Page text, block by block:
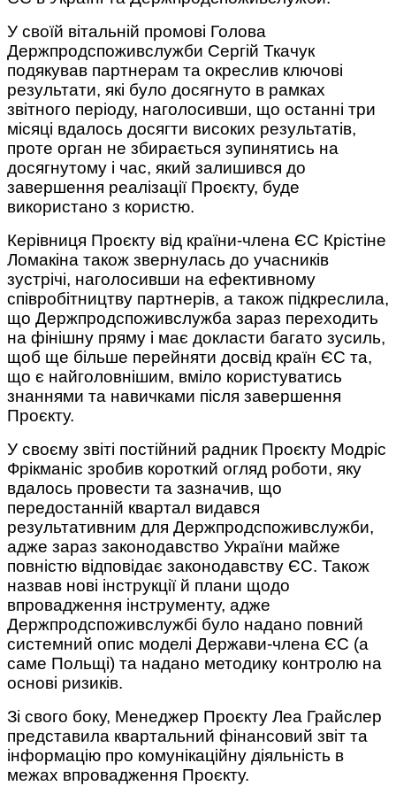
У своїй вітальній промові Голова
Держпродспоживслужби Сергій Ткачук
подякував партнерам та окреслив ключові
результати, які було досягнуто в рамках
звітного періоду, наголосивши, що останні три
місяці вдалось досягти високих результатів,
проте орган не збирається зупинятись на
досягнутому і час, який залишився до
завершення реалізації Проєкту, буде
використано з користю.
Керівниця Проєкту від країни-члена ЄС Крістіне
Ломакіна також звернулась до учасників
зустрічі, наголосивши на ефективному
співробітництву партнерів, а також підкреслила,
що Держпродспоживслужба зараз переходить
на фінішну пряму і має докласти багато зусиль,
щоб ще більше перейняти досвід країн ЄС та,
що є найголовнішим, вміло користуватись
знаннями та навичками після завершення
Проєкту.
У своєму звіті постійний радник Проєкту Модріс
Фрікманіс зробив короткий огляд роботи, яку
вдалось провести та зазначив, що
передостанній квартал видався
результативним для Держпродспоживслужби,
адже зараз законодавство України майже
повністю відповідає законодавству ЄС. Також
назвав нові інструкції й плани щодо
впровадження інструменту, адже
Держпродспоживслужбі було надано повний
системний опис моделі Держави-члена ЄС (а
саме Польщі) та надано методику контролю на
основі ризиків.
Зі свого боку, Менеджер Проєкту Леа Грайслер
представила квартальний фінансовий звіт та
інформацію про комунікаційну діяльність в
межах впровадження Проєкту.